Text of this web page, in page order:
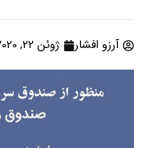
آرزو افشار ژوئن 22, 2020